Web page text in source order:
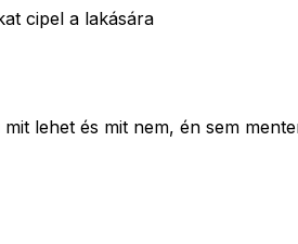
cipel a lakására
lehet és mit nem, én sem